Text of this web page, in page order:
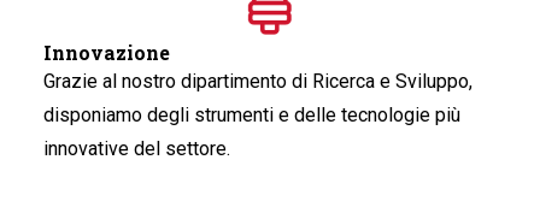
Innovazione
Grazie al nostro dipartimento di Ricerca e Sviluppo,
disponiamo degli strumenti e delle tecnologie più
innovative del settore.